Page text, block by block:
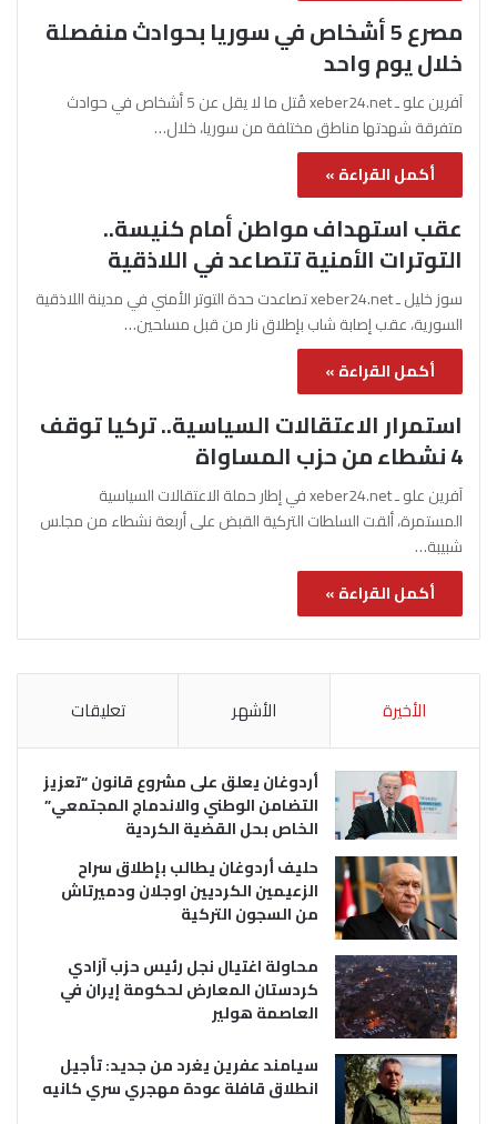
مصرع 5 أشخاص في سوريا بحوادث منفصلة
خلال يوم واحد
آفرين علو ـ xeber24.net قُتل ما لا يقل عن 5 أشخاص في حوادث
متفرقة شهدتها مناطق مختلفة من سوريا، خلال…
أكمل القراءة »
عقب استهداف مواطن أمام كنيسة..
التوترات الأمنية تتصاعد في اللاذقية
سوز خليل ـ xeber24.net تصاعدت حدة التوتر الأمني في مدينة اللاذقية
السورية، عقب إصابة شاب بإطلاق نار من قبل مسلحين…
أكمل القراءة »
استمرار الاعتقالات السياسية.. تركيا توقف
4 نشطاء من حزب المساواة
آفرين علو ـ xeber24.net في إطار حملة الاعتقالات السياسية
المستمرة، ألقت السلطات التركية القبض على أربعة نشطاء من مجلس
شبيبة…
أكمل القراءة »
الأخيرة الأشهر تعليقات
أردوغان يعلق على مشروع قانون “تعزيز
التضامن الوطني والاندماج المجتمعي”
الخاص بحل القضية الكردية
حليف أردوغان يطالب بإطلاق سراح
الزعيمين الكرديين اوجلان ودميرتاش
من السجون التركية
محاولة اغتيال نجل رئيس حزب آزادي
كردستان المعارض لحكومة إيران في
العاصمة هولير
سيامند عفرين يغرد من جديد: تأجيل
انطلاق قافلة عودة مهجري سري كانيه